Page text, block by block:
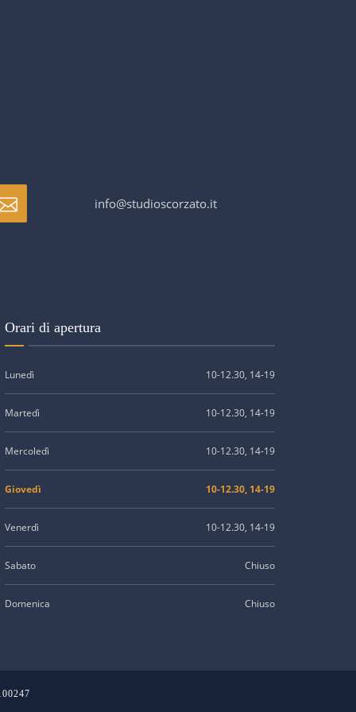
info@studioscorzato.it
Orari di apertura
Lunedì 10-12.30, 14-19
Martedì 10-12.30, 14-19
Mercoledì 10-12.30, 14-19
Giovedì 10-12.30, 14-19
Venerdì 10-12.30, 14-19
Sabato Chiuso
Domenica Chiuso